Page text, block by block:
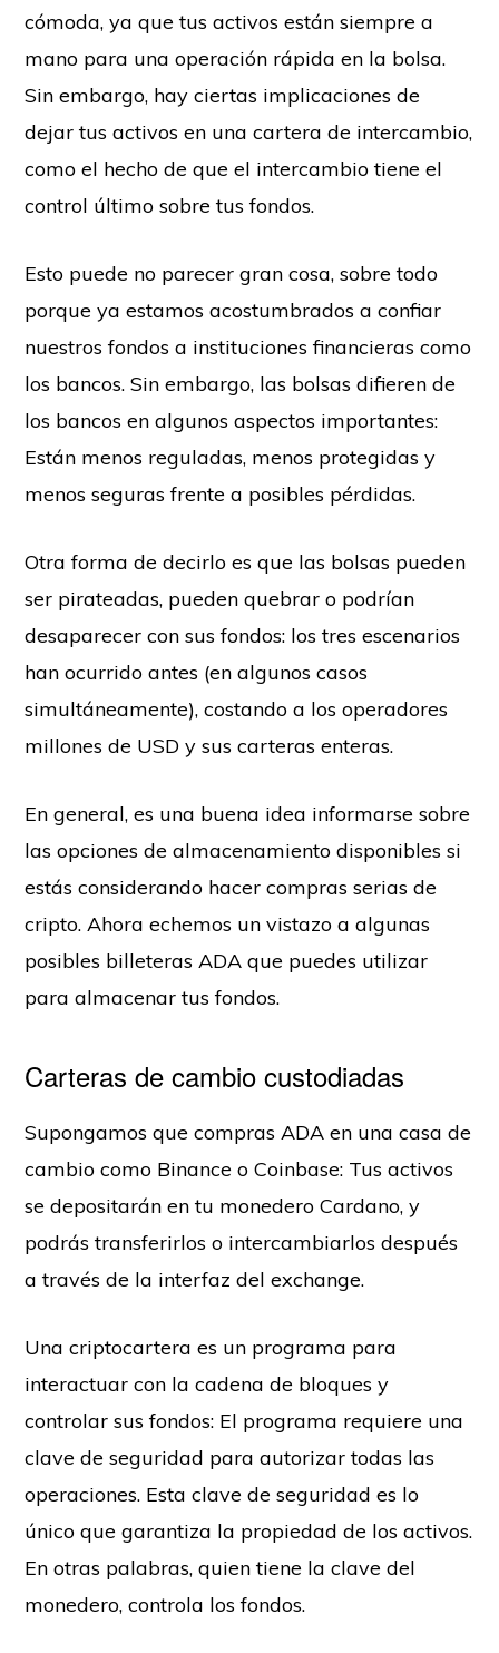
cómoda, ya que tus activos están siempre a
mano para una operación rápida en la bolsa.
Sin embargo, hay ciertas implicaciones de
dejar tus activos en una cartera de intercambio,
como el hecho de que el intercambio tiene el
control último sobre tus fondos.
Esto puede no parecer gran cosa, sobre todo
porque ya estamos acostumbrados a confiar
nuestros fondos a instituciones financieras como
los bancos. Sin embargo, las bolsas difieren de
los bancos en algunos aspectos importantes:
Están menos reguladas, menos protegidas y
menos seguras frente a posibles pérdidas.
Otra forma de decirlo es que las bolsas pueden
ser pirateadas, pueden quebrar o podrían
desaparecer con sus fondos: los tres escenarios
han ocurrido antes (en algunos casos
simultáneamente), costando a los operadores
millones de USD y sus carteras enteras.
En general, es una buena idea informarse sobre
las opciones de almacenamiento disponibles si
estás considerando hacer compras serias de
cripto. Ahora echemos un vistazo a algunas
posibles billeteras ADA que puedes utilizar
para almacenar tus fondos.
Carteras de cambio custodiadas
Supongamos que compras ADA en una casa de
cambio como Binance o Coinbase: Tus activos
se depositarán en tu monedero Cardano, y
podrás transferirlos o intercambiarlos después
a través de la interfaz del exchange.
Una criptocartera es un programa para
interactuar con la cadena de bloques y
controlar sus fondos: El programa requiere una
clave de seguridad para autorizar todas las
operaciones. Esta clave de seguridad es lo
único que garantiza la propiedad de los activos.
En otras palabras, quien tiene la clave del
monedero, controla los fondos.